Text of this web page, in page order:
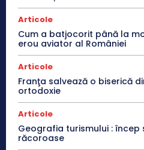
Articole
Cum a batjocorit până la
erou aviator al României
Articole
Franţa salvează o biserică
ortodoxie
Articole
Geografia turismului :
răcoroase